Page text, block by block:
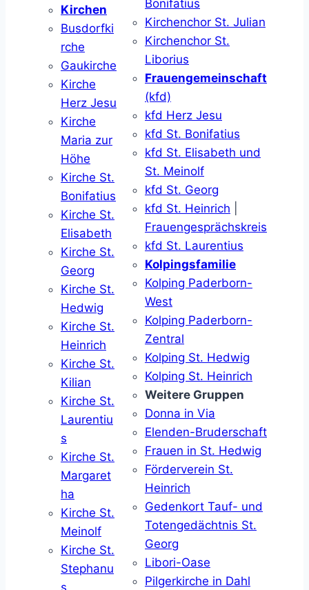
Kirchen
Busdorfki
rche
Gaukirche
Kirche
Herz Jesu
Kirche
Maria zur
Höhe
Kirche St.
Bonifatius
Kirche St.
Elisabeth
Kirche St.
Georg
Kirche St.
Hedwig
Kirche St.
Heinrich
Kirche St.
Kilian
Kirche St.
Laurentiu
s
Kirche St.
Margaret
ha
Kirche St.
Meinolf
Kirche St.
Stephanu
s
Bonifatius
Kirchenchor St. Julian
Kirchenchor St.
Liborius
Frauengemeinschaft
(kfd)
kfd Herz Jesu
kfd St. Bonifatius
kfd St. Elisabeth und
St. Meinolf
kfd St. Georg
kfd St. Heinrich
Frauengesprächskreis
kfd St. Laurentius
Kolpingsfamilie
Kolping Paderborn-
West
Kolping Paderborn-
Zentral
Kolping St. Hedwig
Kolping St. Heinrich
Weitere Gruppen
Donna in Via
Elenden-Bruderschaft
Frauen in St. Hedwig
Förderverein St.
Heinrich
Gedenkort Tauf- und
Totengedächtnis St.
Georg
Libori-Oase
Pilgerkirche in Dahl